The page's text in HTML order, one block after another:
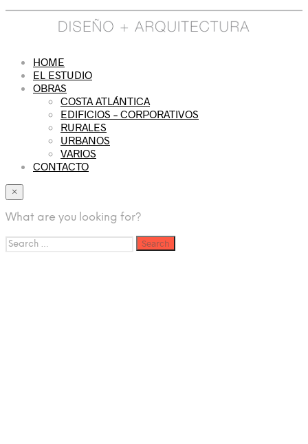
HOME
EL ESTUDIO
OBRAS
COSTA ATLÁNTICA
EDIFICIOS – CORPORATIVOS
RURALES
URBANOS
VARIOS
CONTACTO
×
What are you looking for?
Search
for: